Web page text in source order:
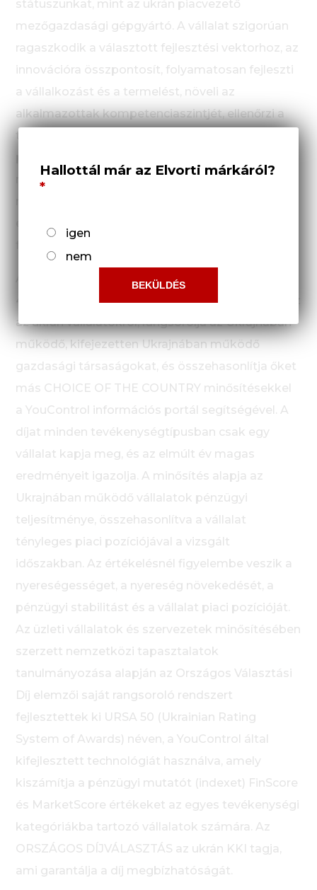
státuszunkat, mint az ukrán piacvezető
mezőgazdasági gépgyártó. A vállalat szigorúan
ragaszkodik a választott fejlesztési vektorhoz, az
innovációra összpontosít, folyamatosan fejleszti
a vállalkozást és a termelést, növeli az
alkalmazottak kompetenciaszintjét, ellenőrzi a
termékek minőségét, és növeli az ügyfelek és a
minőségét és a magas termelési színvonalat a
A CHOICE OF THE COUNTRY - 2021 nemzeti díj
49 nyílt információforrást tanulmányoz és elemez
az ukrán vállalatokról, rangsorolja az Ukrajnában
működő, kifejezetten Ukrajnában működő
gazdasági társaságokat, és összehasonlítja őket
más CHOICE OF THE COUNTRY minősítésekkel
a YouControl információs portál segítségével. A
díjat minden tevékenységtípusban csak egy
vállalat kapja meg, és az elmúlt év magas
eredményeit igazolja. A minősítés alapja az
Ukrajnában működő vállalatok pénzügyi
teljesítménye, összehasonlítva a vállalat
tényleges piaci pozíciójával a vizsgált
időszakban. Az értékelésnél figyelembe veszik a
nyereségességet, a nyereség növekedését, a
pénzügyi stabilitást és a vállalat piaci pozícióját.
Az üzleti vállalatok és szervezetek minősítésében
szerzett nemzetközi tapasztalatok
tanulmányozása alapján az Országos Választási
Díj elemzői saját rangsoroló rendszert
fejlesztettek ki URSA 50 (Ukrainian Rating
System of Awards) néven, a YouControl által
kifejlesztett technológiát használva, amely
kiszámítja a pénzügyi mutatót (indexet) FinScore
és MarketScore értékeket az egyes tevékenységi
kategóriákba tartozó vállalatok számára. Az
ORSZÁGOS DÍJVÁLASZTÁS az ukrán KKI tagja,
ami garantálja a díj megbízhatóságát.
Hallottál már az Elvorti márkáról?
igen
nem